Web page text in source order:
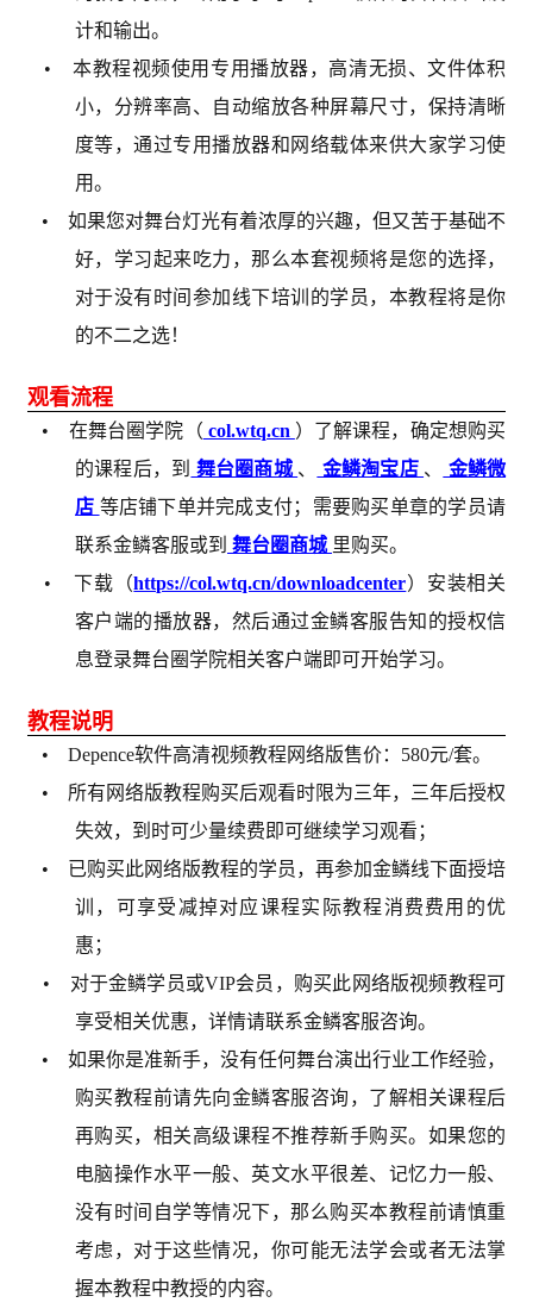
计和输出。
• 本教程视频使用专用播放器，高清无损、文件体积
小，分辨率高、自动缩放各种屏幕尺寸，保持清晰
度等，通过专用播放器和网络载体来供大家学习使
用。
• 如果您对舞台灯光有着浓厚的兴趣，但又苦于基础不
好，学习起来吃力，那么本套视频将是您的选择，
对于没有时间参加线下培训的学员，本教程将是你
的不二之选！
观看流程
• 在舞台圈学院（ col.wtq.cn ）了解课程，确定想购买
的课程后，到 舞台圈商城 、 金鳞淘宝店 、
金鳞微
店 等店铺下单并完成支付；需要购买单章的学员请
联系金鳞客服或到 舞台圈商城 里购买。
• 下载（https://col.wtq.cn/downloadcenter）安装相关
客户端的播放器，然后通过金鳞客服告知的授权信
息登录舞台圈学院相关客户端即可开始学习。
教程说明
• Depence软件高清视频教程网络版售价：580元/套。
• 所有网络版教程购买后观看时限为三年，三年后授权
失效，到时可少量续费即可继续学习观看；
• 已购买此网络版教程的学员，再参加金鳞线下面授培
训，可享受减掉对应课程实际教程消费费用的优
惠；
• 对于金鳞学员或VIP会员，购买此网络版视频教程可
享受相关优惠，详情请联系金鳞客服咨询。
• 如果你是准新手，没有任何舞台演出行业工作经验，
购买教程前请先向金鳞客服咨询，了解相关课程后
再购买，相关高级课程不推荐新手购买。如果您的
电脑操作水平一般、英文水平很差、记忆力一般、
没有时间自学等情况下，那么购买本教程前请慎重
考虑，对于这些情况，你可能无法学会或者无法掌
握本教程中教授的内容。